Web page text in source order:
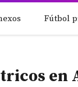
Fútbol
en